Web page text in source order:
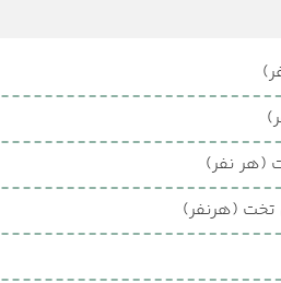
(هر نفر)
(هرنفر)